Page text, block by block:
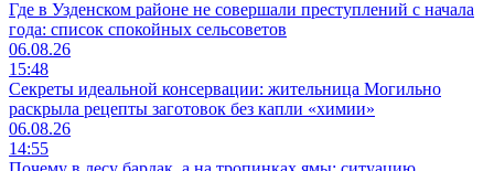
Где в Узденском районе не совершали преступлений с начала
года: список спокойных сельсоветов
06.08.26
15:48
Секреты идеальной консервации: жительница Могильно
раскрыла рецепты заготовок без капли «химии»
06.08.26
14:55